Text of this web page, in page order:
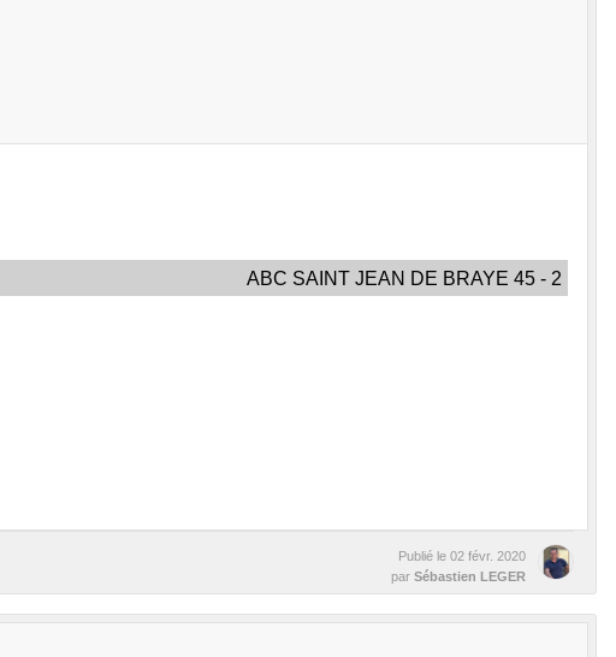
ABC SAINT JEAN DE BRAYE 45 - 2
Publié le 02 févr. 2020
par Sébastien LEGER